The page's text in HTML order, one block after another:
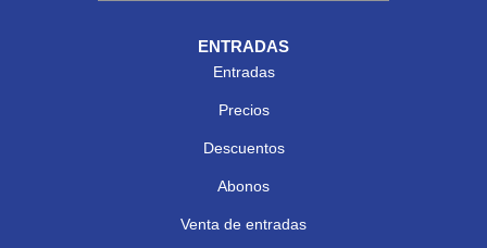
ENTRADAS
Entradas
Precios
Descuentos
Abonos
Venta de entradas